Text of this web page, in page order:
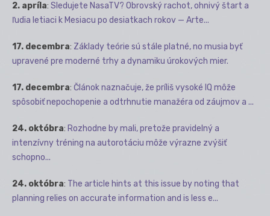
2. apríla: Sledujete NasaTV? Obrovský rachot, ohnivý štart a
ľudia letiaci k Mesiacu po desiatkach rokov — Arte...
17. decembra: Základy teórie sú stále platné, no musia byť
upravené pre moderné trhy a dynamiku úrokových mier.
17. decembra: Článok naznačuje, že príliš vysoké IQ môže
spôsobiť nepochopenie a odtrhnutie manažéra od záujmov a ...
24. októbra: Rozhodne by mali, pretože pravidelný a
intenzívny tréning na autorotáciu môže výrazne zvýšiť
schopno...
24. októbra: The article hints at this issue by noting that
planning relies on accurate information and is less e...